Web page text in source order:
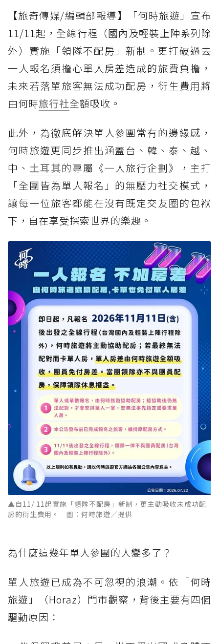
【旅奇傳媒/編輯部報導】「何時旅遊」宣布
11/11起，全線行程（國內及輕裝上陣系列除
外）實施「領隊不配房」新制。更打破過去
一人報名須擔心單人房差造成的旅費負擔，
未來若落單旅客無法成功配房，衍生費用將
由何時旅行社全額吸收。
此外，為徹底解決單人參團常有的邊緣感，
何時旅遊更同步推出涵蓋台、韓、泰、越、
中、 土耳其的專屬《一人旅行企劃》，主打
「全團皆為單人報名」的無壓力社交模式，
讓每一位旅客都能在沒有既定交友圈的包袱
下，自在享受探索世界的樂趣。
▲自11/ 11起實施「領隊不配房」新制，更主動吸收未成功配
房的衍生費用。 圖：何時旅遊／提供
為什麼這幾年單人參團的人變多了？
單人旅遊已成為不可忽視的浪潮。依「何時
旅遊」（Horaz）門市觀察，背後主要有四個
驅動原因：